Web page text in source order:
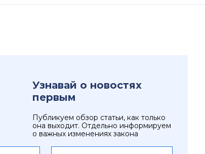
Узнавай о новостях
первым
Публикуем обзор статьи, как только
она выходит. Отдельно информируем
о важных изменениях закона